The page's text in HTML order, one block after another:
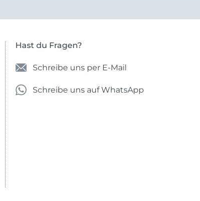
Hast du Fragen?
Schreibe uns per E-Mail
Schreibe uns auf WhatsApp